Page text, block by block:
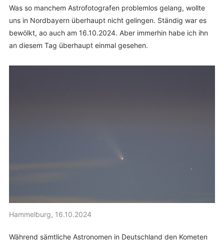
Was so manchem Astrofotografen problemlos gelang, wollte
uns in Nordbayern überhaupt nicht gelingen. Ständig war es
bewölkt, ao auch am 16.10.2024. Aber immerhin habe ich ihn
an diesem Tag überhaupt einmal gesehen.
Hammelburg, 16.10.2024
Während sämtliche Astronomen in Deutschland den Kometen